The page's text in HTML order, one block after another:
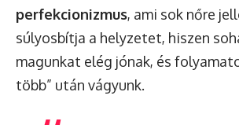
perfekcionizmus, ami sok nőre
súlyosbítja a helyzetet, hiszen
magunkat elég jónak, és
több” után vágyunk.